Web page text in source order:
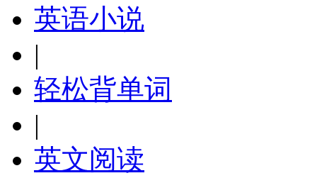
英语小说
|
轻松背单词
|
英文阅读